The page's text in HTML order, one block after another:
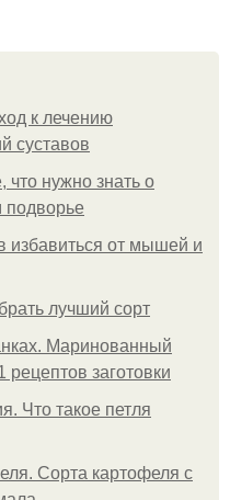
к лечению
суставов
что нужно знать о
избавиться от мышей и
лучший сорт
Маринованный
рецептов заготовки
Что такое петля
Сорта картофеля с